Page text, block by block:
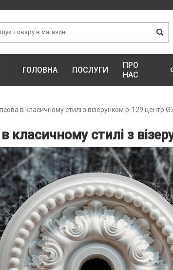
ГОЛОВНА ПОСЛУГИ
ПРО
НАС
в класичному стилі з візерунком р-129 центр
в класичному стилі з